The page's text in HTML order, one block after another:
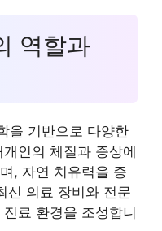
역할과
을 기반으로 다양한
인의 체질과 증상에
, 자연 치유력을 증
신 의료 장비와 전문
료 환경을 조성합니